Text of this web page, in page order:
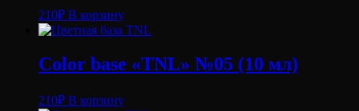
210₽ В корзину
Color base «TNL» №05 (10 мл)
210₽ В корзину